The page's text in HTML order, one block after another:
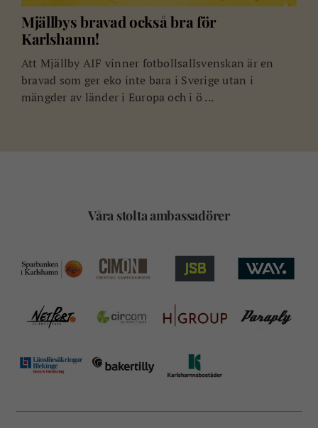
Mjällbys bravad också bra för
Karlshamn!
Att Mjällby AIF vinner fotbollsallsvenskan är en
bravad som ger eko inte bara i Sverige utan i
mängder av länder i Europa och i ö ...
Våra stolta ambassadörer